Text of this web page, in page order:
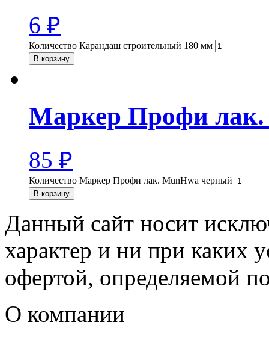
6 ₽
Количество Карандаш строительный 180 мм
В корзину
Маркер Профи
85 ₽
Количество Маркер Профи лак. MunHwa черный
В корзину
Данный сайт носит
характер и ни при каких
офертой, определяемой
О компании